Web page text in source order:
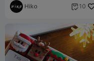
mécanique
Hiko  10